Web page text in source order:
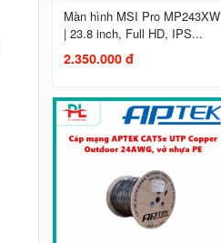
Màn hình MSI Pro MP243XW
| 23.8 inch, Full HD, IPS...
2.350.000 đ